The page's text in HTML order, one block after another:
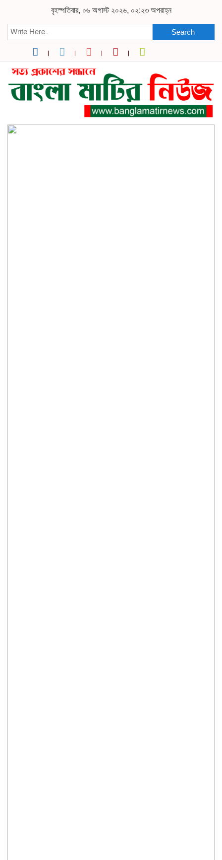
বৃহস্পতিবার, ০৬ অগাস্ট ২০২৬, ০২:২৩ অপরাহ্ন
Search